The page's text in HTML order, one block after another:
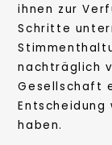
ihnen zur
Schritte
nachträglich
Gesellschaft
Entscheidung
haben.